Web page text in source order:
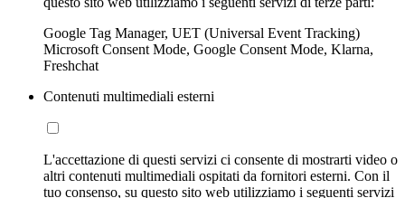
Google Tag Manager, UET (Universal Event Tracking)
Microsoft Consent Mode, Google Consent Mode, Klarna,
Freshchat
Contenuti multimediali esterni
L'accettazione di questi servizi ci consente di mostrarti video o
altri contenuti multimediali ospitati da fornitori esterni. Con il
tuo consenso, su questo sito web utilizziamo i seguenti servizi